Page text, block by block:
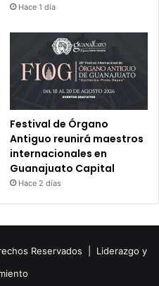
Hace 1 día
Festival de Órgano
Antiguo reunirá maestros
internacionales en
Guanajuato Capital
Hace 2 días
Reservados | Liderazgo y